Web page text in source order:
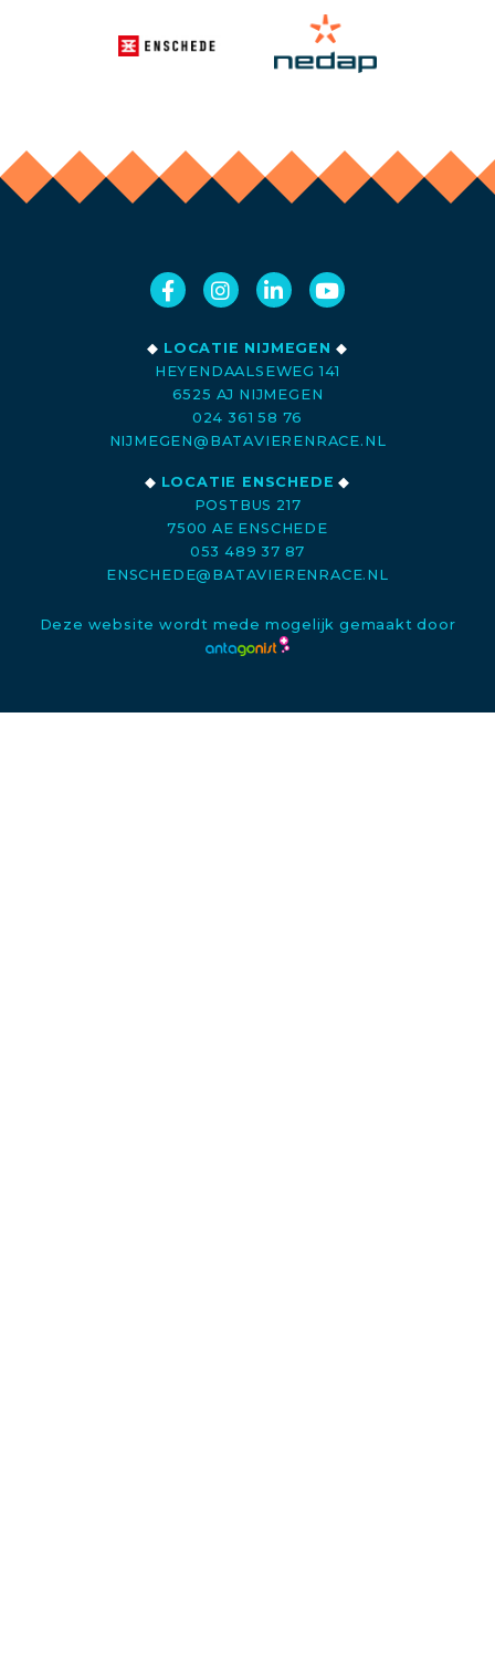
◆ LOCATIE NIJMEGEN ◆
HEYENDAALSEWEG 141
6525 AJ NIJMEGEN
024 361 58 76
NIJMEGEN@BATAVIERENRACE.NL
◆ LOCATIE ENSCHEDE ◆
POSTBUS 217
7500 AE ENSCHEDE
053 489 37 87
ENSCHEDE@BATAVIERENRACE.NL
Deze website wordt mede mogelijk gemaakt door